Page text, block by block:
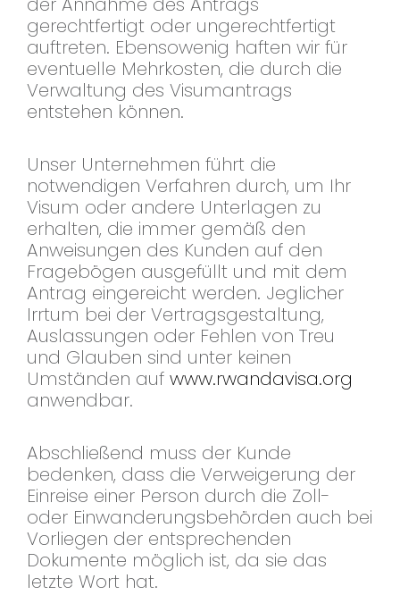
gerechtfertigt oder ungerechtfertigt
auftreten. Ebensowenig haften wir für
eventuelle Mehrkosten, die durch die
Verwaltung des Visumantrags
entstehen können.
Unser Unternehmen führt die
notwendigen Verfahren durch, um Ihr
Visum oder andere Unterlagen zu
erhalten, die immer gemäß den
Anweisungen des Kunden auf den
Fragebögen ausgefüllt und mit dem
Antrag eingereicht werden. Jeglicher
Irrtum bei der Vertragsgestaltung,
Auslassungen oder Fehlen von Treu
und Glauben sind unter keinen
Umständen auf www.rwandavisa.org
anwendbar.
Abschließend muss der Kunde
bedenken, dass die Verweigerung der
Einreise einer Person durch die Zoll-
oder Einwanderungsbehörden auch bei
Vorliegen der entsprechenden
Dokumente möglich ist, da sie das
letzte Wort hat.